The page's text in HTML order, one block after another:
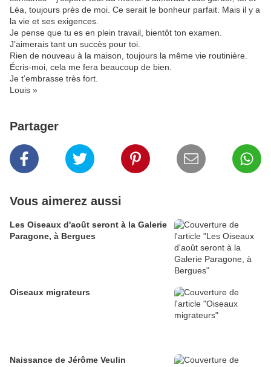
Léa, toujours près de moi. Ce serait le bonheur parfait. Mais il y a
la vie et ses exigences.
Je pense que tu es en plein travail, bientôt ton examen.
J’aimerais tant un succès pour toi.
Rien de nouveau à la maison, toujours la même vie routinière.
Écris-moi, cela me fera beaucoup de bien.
Je t’embrasse très fort.
Louis »
Partager
Vous aimerez aussi
Les Oiseaux d'août seront à la Galerie
Paragone, à Bergues
Oiseaux migrateurs
Naissance de Jérôme Veulin